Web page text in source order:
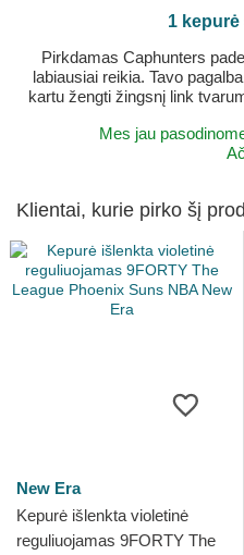
1 kepurė
Pirkdamas Caphunters
labiausiai reikia. Tavo
kartu žengti žingsnį link
Mes jau
Klientai, kurie pirko šį
New Era
Kepurė išlenkta violetinė
reguliuojamas 9FORTY The